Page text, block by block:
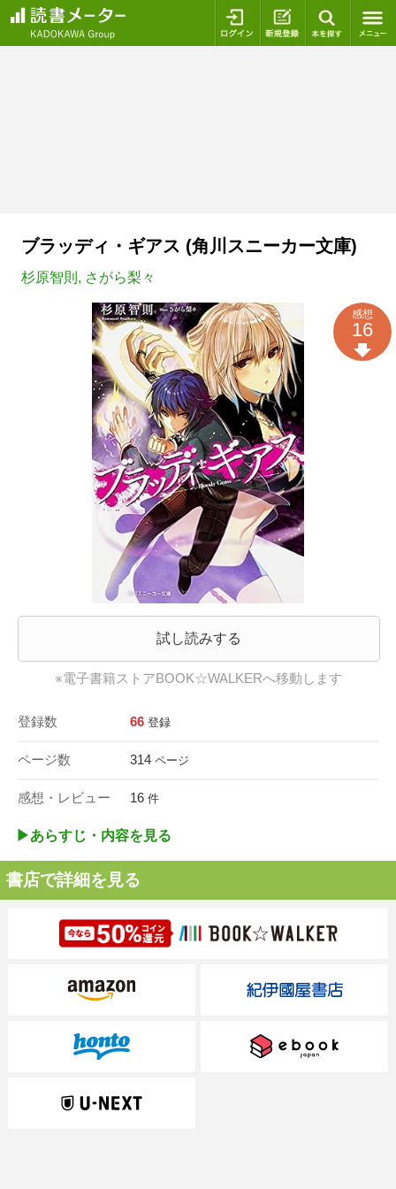
ログイン 新規登録
ブラッディ・ギアス (角川スニーカー文庫)
杉原智則 , さがら梨々
試し読みする
※電子書籍ストアBOOK☆WALKERへ移動します
登録数 66 登録
ページ数 314 ページ
感想・レビュー 16 件
感想
16
▶︎あらすじ・内容を見る
書店で詳細を見る